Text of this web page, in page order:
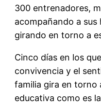
300 entrenadores,
acompañando a
girando en torno a
Cinco días en los
convivencia y el
familia gira en torno
educativa como es